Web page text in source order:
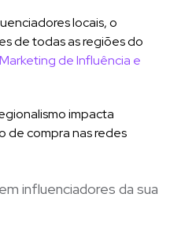
locais, o
de todas as regiões do
Marketing de Influência e
impacta
compra nas redes
influenciadores da sua